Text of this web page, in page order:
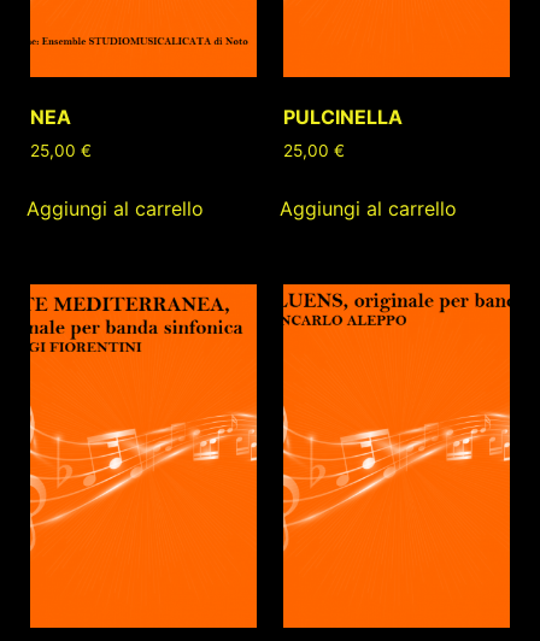
NEA
25,00€
Aggiungi al carrello
PULCINELLA
25,00€
Aggiungi al carrello